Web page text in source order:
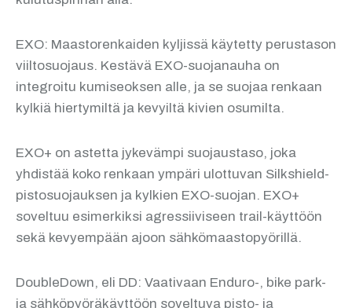
EXO: Maastorenkaiden kyljissä käytetty perustason
viiltosuojaus. Kestävä EXO-suojanauha on
integroitu kumiseoksen alle, ja se suojaa renkaan
kylkiä hiertymiltä ja kevyiltä kivien osumilta.
EXO+ on astetta jykevämpi suojaustaso, joka
yhdistää koko renkaan ympäri ulottuvan Silkshield-
pistosuojauksen ja kylkien EXO-suojan. EXO+
soveltuu esimerkiksi agressiiviseen trail-käyttöön
sekä kevyempään ajoon sähkömaastopyörillä.
DoubleDown, eli DD: Vaativaan Enduro-, bike park-
ja sähköpyöräkäyttöön soveltuva pisto- ja